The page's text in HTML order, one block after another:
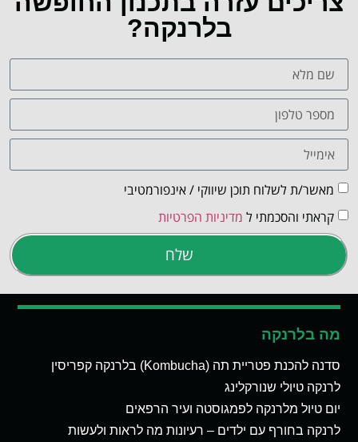
בלרנקה?
מאשר/ת לשלוח תוכן שיווקי / אינפורמטיבי
קראתי והסכמתי ל מדיניות הפרטיות
שלח
מה בלרנקה
סדנה להכנת פטריית תה (Kombucha) בלרנקה קפריסין
לרנקה טיולי שנורקלינג
יום טיול מלרנקה לפמגוסטה ועיר הרפאים
לרנקה בחורף עם ילדים – רעיונות מה לראות ולעשות